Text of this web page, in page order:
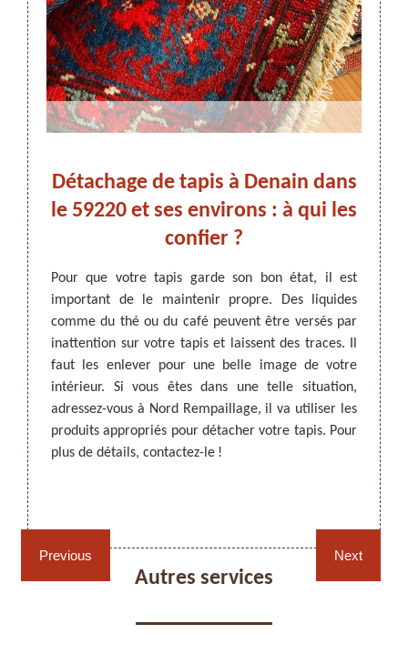
ARTISAN DEZITTER, REMPAILLAGE -
CANNAGE - RECOLLAGE, 59 NORD
Rempaillage fauteuil,
chaises et sièges 59
Cannage fauteuil, chaises
et sièges 59
Previous
sa
le
des
il
un
le
le et
êtes
Détachage de tapis à Denain dans
le 59220 et ses environs : à qui les
confier ?
Pour que votre tapis garde son bon état, il est
important de le maintenir propre. Des liquides
comme du thé ou du café peuvent être versés par
inattention sur votre tapis et laissent des traces. Il
faut les enlever pour une belle image de votre
intérieur. Si vous êtes dans une telle situation,
adressez-vous à Nord Rempaillage, il va utiliser les
produits appropriés pour détacher votre tapis. Pour
plus de détails, contactez-le !
Le
pour
un
Next
Autres services